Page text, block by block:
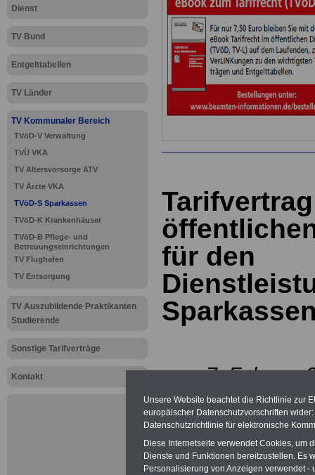
Dienst
TV Bund
Entgelttabellen
TV Länder
TV Kommunaler Bereich
TVöD-V Verwaltung
TVÜ VKA
TV Altersvorsorge ATV
TV Ärzte VKA
TVöD-S Sparkassen
TVöD-K Krankenhäuser
TVöD-B Pflege- und
Betreuungseinrichtungen
TV Flughafen
TV Entsorgung
TV Auszubildende Praktikanten
Studierende
Sonstige Tarifverträge
Kontakt
für den
vom 7. Febraur
aktualisiert am
Zwischen der
Deutschland,
Unsere Website beachtet die Richtlinie zur
europäischer Datenschutzvorschriften
Datenschutzrichtlinie für elektronische
Diese Internetseite verwendet Cookies, um
Dienste und Funktionen bereitzustellen. Es
Personalisierung von Anzeigen verwendet